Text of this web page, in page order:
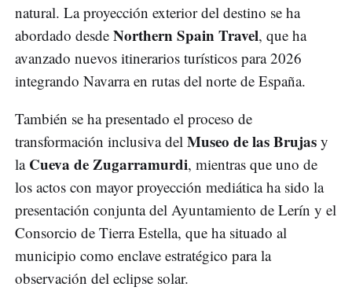
natural. La proyección exterior del destino se ha
abordado desde Northern Spain Travel, que ha
avanzado nuevos itinerarios turísticos para 2026
integrando Navarra en rutas del norte de España.
También se ha presentado el proceso de
transformación inclusiva del Museo de las Brujas y
la Cueva de Zugarramurdi, mientras que uno de
los actos con mayor proyección mediática ha sido la
presentación conjunta del Ayuntamiento de Lerín y el
Consorcio de Tierra Estella, que ha situado al
municipio como enclave estratégico para la
observación del eclipse solar.